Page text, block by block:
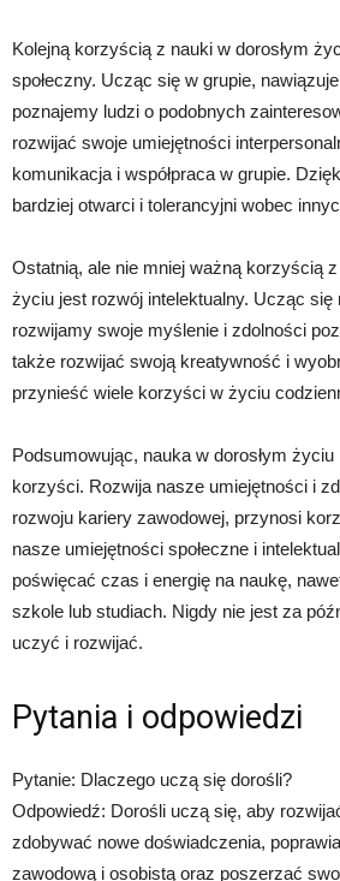
Kolejną korzyścią z nauki w dorosłym
społeczny. Ucząc się w grupie,
poznajemy ludzi o podobnych
rozwijać swoje umiejętności
komunikacja i współpraca w grupie.
bardziej otwarci i tolerancyjni wobec
Ostatnią, ale nie mniej ważną korzyścią z
życiu jest rozwój intelektualny. Ucząc się
rozwijamy swoje myślenie i zdolności
także rozwijać swoją kreatywność i
przynieść wiele korzyści w życiu
Podsumowując, nauka w dorosłym
korzyści. Rozwija nasze umiejętności i
rozwoju kariery zawodowej, przynosi
nasze umiejętności społeczne i
poświęcać czas i energię na naukę,
szkole lub studiach. Nigdy nie jest za
uczyć i rozwijać.
Pytania i odpowiedzi
Pytanie: Dlaczego uczą się dorośli?
Odpowiedź: Dorośli uczą się, aby
zdobywać nowe doświadczenia,
zawodową i osobistą oraz poszerzać